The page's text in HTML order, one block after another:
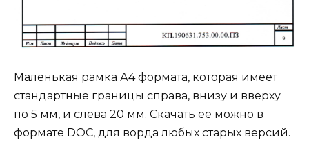
Маленькая рамка А4 формата, которая имеет
стандартные границы справа, внизу и вверху
по 5 мм, и слева 20 мм. Скачать ее можно в
формате DOC, для ворда любых старых версий.